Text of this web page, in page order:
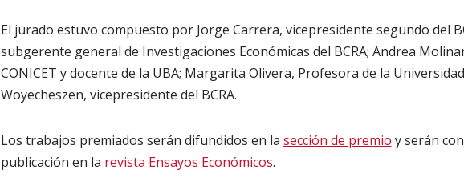
El jurado estuvo compuesto por Jorge Carrera, vicepresidente segundo del
subgerente general de Investigaciones Económicas del BCRA; Andrea
CONICET y docente de la UBA; Margarita Olivera, Profesora de la
Woyecheszen, vicepresidente del BCRA.
Los trabajos premiados serán difundidos en la sección de premio y serán
publicación en la revista Ensayos Económicos.